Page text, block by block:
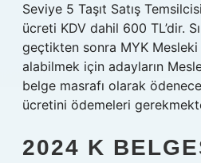
Seviye 5 Taşıt Satış
ücreti KDV dahil 600 TL’dir.
geçtikten sonra MYK
alabilmek için adayların
belge masrafı olarak
ücretini ödemeleri
2024 K